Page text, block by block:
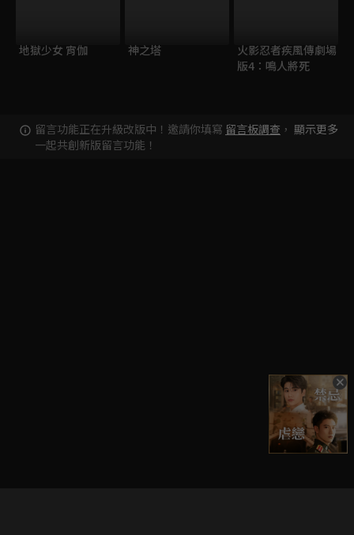
地獄少女 宵伽 神之塔
火影忍者疾風傳劇場
版4：鳴人將死
留言功能正在升級改版中！邀請你填寫 留言板調查 ，
一起共創新版留言功能！
顯示更多